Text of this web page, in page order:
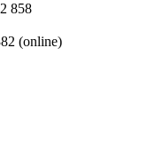
034 242 858
(online)